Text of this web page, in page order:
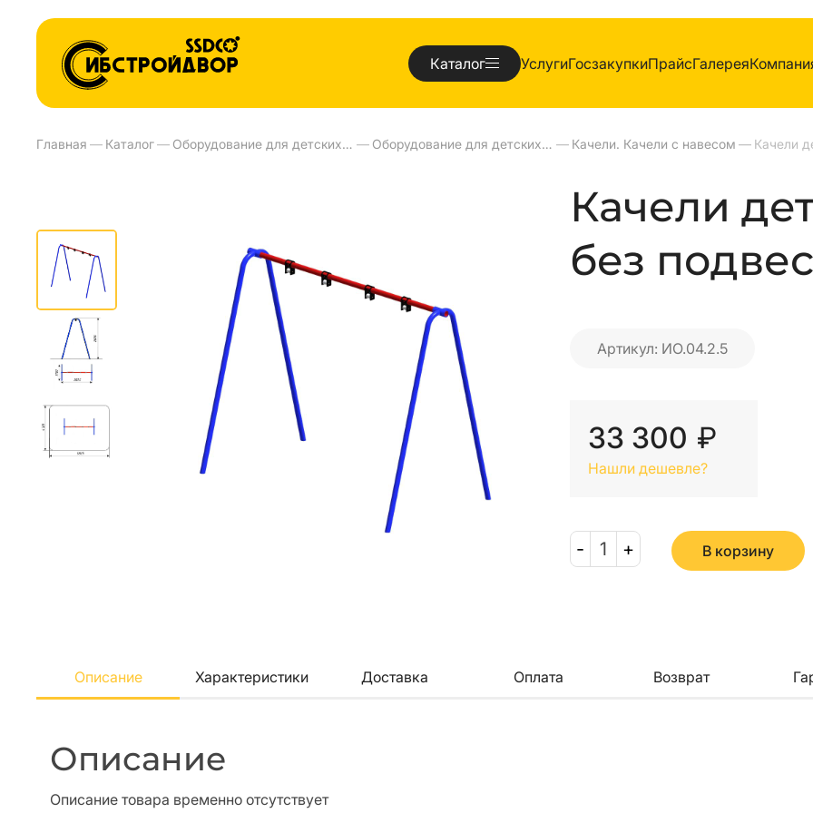
Каталог УслугиГосзакупкиПрайсГалерея
Главная — Каталог— Оборудование для детских площадок и детских садов — Оборудование для детских площадок — Качели. Качели с навесом —
Качели
без
Артикул: ИО.04.2.5
33 300 ₽
Нашли дешевле?
- 1 + В корзину
Описание Характеристики Доставка Оплата Возврат
Описание
Описание товара временно отсутствует